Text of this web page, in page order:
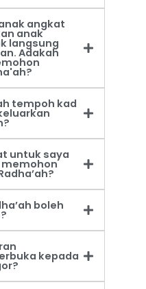
angkat
anak
langsung
Adakah
tempoh kad
untuk saya
boleh
kepada